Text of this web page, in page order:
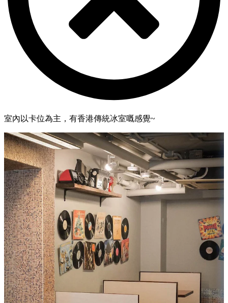
室內以卡位為主，有香港傳統冰室嘅感覺~